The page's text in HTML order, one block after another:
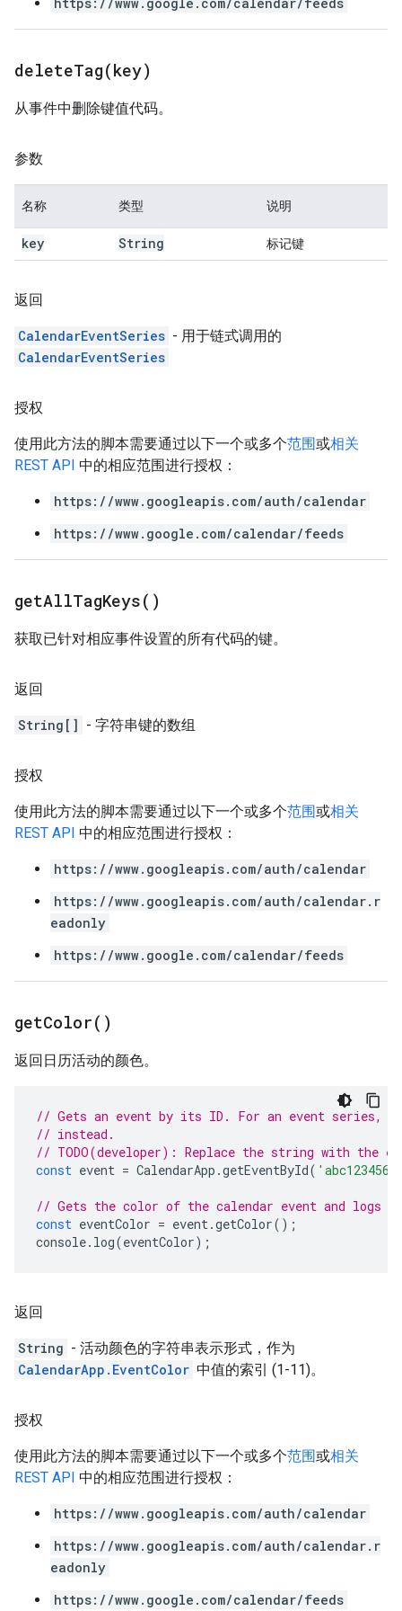
deleteTag(key)
从事件中删除键值代码。
参数
名称 类型 说明
key String 标记键
返回
CalendarEventSeries - 用于链式调用的
CalendarEventSeries
授权
使用此方法的脚本需要通过以下一个或多个范围或相关
REST API 中的相应范围进行授权：
https://www.googleapis.com/auth/calendar
https://www.google.com/calendar/feeds
getAllTagKeys( )
获取已针对相应事件设置的所有代码的键。
返回
String[] - 字符串键的数组
授权
使用此方法的脚本需要通过以下一个或多个范围或相关
REST API 中的相应范围进行授权：
https://www.googleapis.com/auth/calendar
https://www.googleapis.com/auth/calendar.r
eadonly
https://www.google.com/calendar/feeds
getColor( )
返回日历活动的颜色。
// Gets an event by its ID. For an event series,
// instead.
// TODO(developer): Replace the string with the
const event = CalendarApp .getEventById( 'abc123456'
// Gets the color of the calendar event and logs
const eventColor = event.getColor();
console. log(eventColor);
返回
String - 活动颜色的字符串表示形式，作为
CalendarApp.EventColor 中值的索引 (1-11)。
授权
使用此方法的脚本需要通过以下一个或多个范围或相关
REST API 中的相应范围进行授权：
https://www.googleapis.com/auth/calendar
https://www.googleapis.com/auth/calendar.r
eadonly
https://www.google.com/calendar/feeds